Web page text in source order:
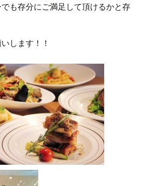
も存分にご満足して頂けるかと存
します！！